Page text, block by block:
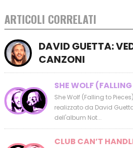
ARTICOLI CORRELATI
DAVID GUETTA:
CANZONI
SHE WOLF
She Wolf (Falling to
realizzato da David
dell'album Not...
CLUB CAN’T